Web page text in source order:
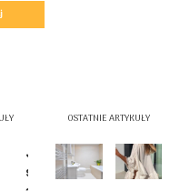
Jaka
sukienk
OSTATNIE ARTYKUŁY